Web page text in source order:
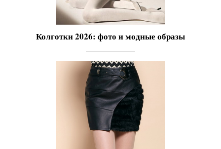
Колготки 2026: фото и модные образы